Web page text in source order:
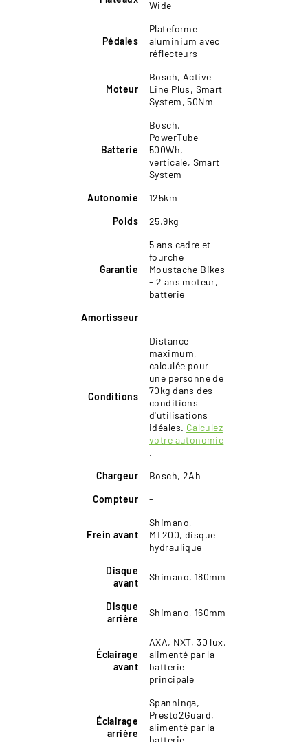
Wide
Pédales
Plateforme
aluminium avec
réflecteurs
Moteur
Bosch, Active
Line Plus, Smart
System, 50Nm
Batterie
Bosch,
PowerTube
500Wh,
verticale, Smart
System
Autonomie
125km
Poids
25.9kg
Garantie
5 ans cadre et
fourche
Moustache Bikes
- 2 ans moteur,
batterie
Amortisseur
-
Conditions
Distance
maximum,
calculée pour
une personne de
70kg dans des
conditions
d'utilisations
idéales. Calculez
votre autonomie
.
Chargeur
Bosch, 2Ah
Compteur
-
Frein avant
Shimano,
MT200, disque
hydraulique
Disque
avant
Shimano, 180mm
Disque
arrière
Shimano, 160mm
Éclairage
avant
AXA, NXT, 30 lux,
alimenté par la
batterie
principale
Éclairage
arrière
Spanninga,
Presto2Guard,
alimenté par la
batterie